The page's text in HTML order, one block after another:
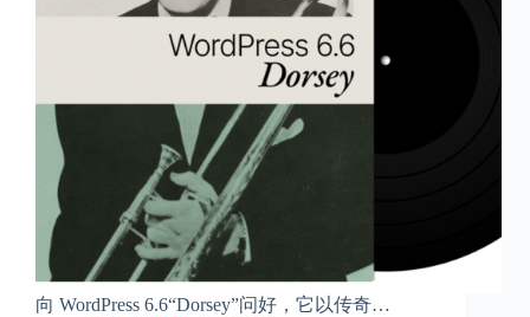
向 WordPress 6.6“Dorsey”问好，它以传奇…